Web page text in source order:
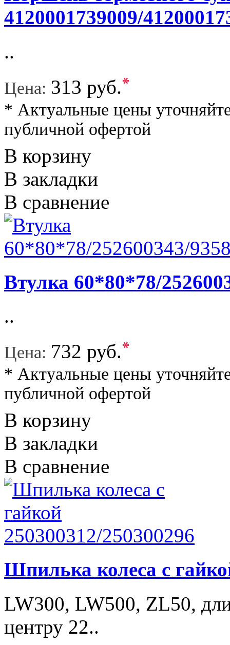
4120001739009/
..
Цена: 313 руб.*
* Актуальные цены
публичной офертой
В корзину
В закладки
В сравнение
Втулка 60*80*78/
..
Цена: 732 руб.*
* Актуальные цены
публичной офертой
В корзину
В закладки
В сравнение
Шпилька колеса с
LW300, LW500, ZL50,
центру 22..